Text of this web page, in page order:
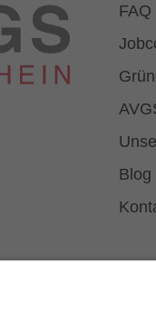
FAQ
Blog